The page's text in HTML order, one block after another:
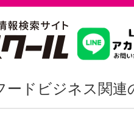
習いたいこ
ードビジネス関連